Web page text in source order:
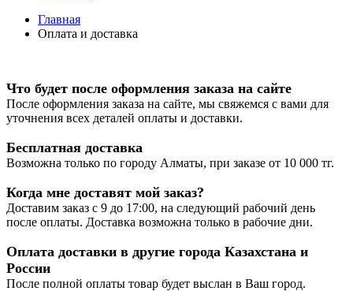
Главная
Оплата и доставка
Что будет после оформления заказа на сайте
После оформления заказа на сайте, мы свяжемся с вами для
уточнения всех деталей оплаты и доставки.
Бесплатная доставка
Возможна только по городу Алматы, при заказе от 10 000 тг.
Когда мне доставят мой заказ?
Доставим заказ с 9 до 17:00, на следующий рабочий день
после оплаты. Доставка возможна только в рабочие дни.
Оплата доставки в другие города Казахстана и
России
После полной оплаты товар будет выслан в Ваш город.